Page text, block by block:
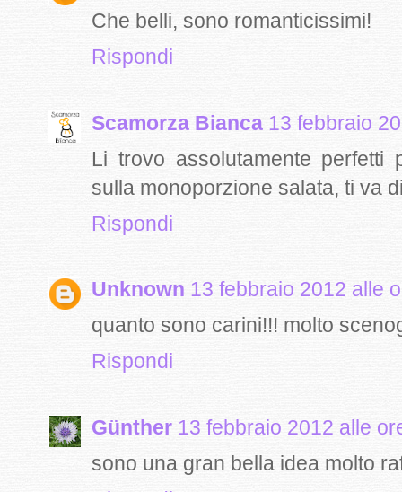
Che belli, sono romanticissimi!
Rispondi
Scamorza Bianca 13 febbraio
Li trovo assolutamente perfetti
sulla monoporzione salata, ti va
Rispondi
Unknown 13 febbraio 2012 alle
quanto sono carini!!! molto
Rispondi
Günther 13 febbraio 2012 alle
sono una gran bella idea molto